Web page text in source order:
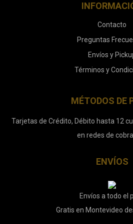
Contacto
Preguntas
Envíos y
Términos y
MÉTODOS DE
Tarjetas de Crédito, Débito hasta 12
en redes de
ENVÍOS
Envíos a todo el
Gratis en Montevideo